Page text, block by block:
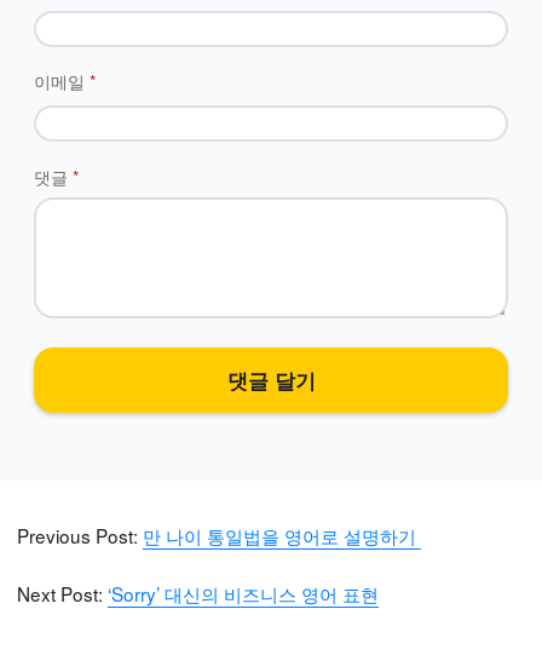
이메일 *
댓글 *
Previous Post: 만 나이 통일법을 영어로 설명하기
Next Post: ‘Sorry’ 대신의 비즈니스 영어 표현